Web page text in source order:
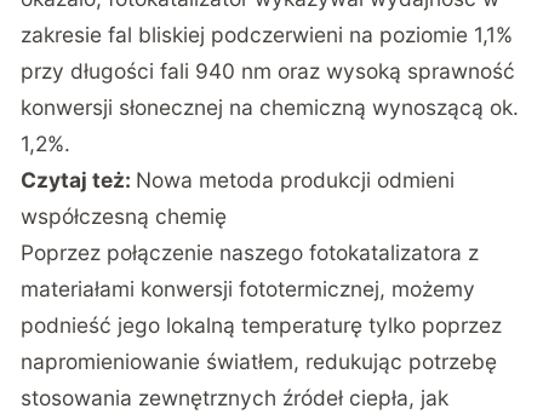
zakresie fal bliskiej podczerwieni na poziomie 1,1%
przy długości fali 940 nm oraz wysoką sprawność
konwersji słonecznej na chemiczną wynoszącą ok.
1,2%.
Czytaj też: Nowa metoda produkcji odmieni
współczesną chemię
Poprzez połączenie naszego fotokatalizatora z
materiałami konwersji fototermicznej, możemy
podnieść jego lokalną temperaturę tylko poprzez
napromieniowanie światłem, redukując potrzebę
stosowania zewnętrznych źródeł ciepła, jak